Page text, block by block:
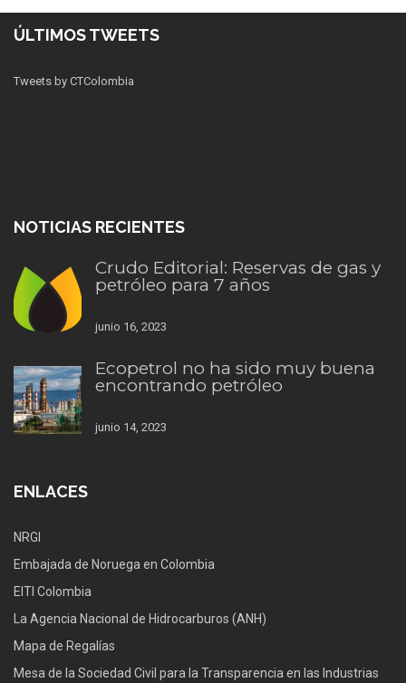
ÚLTIMOS TWEETS
Tweets by CTColombia
NOTICIAS RECIENTES
Crudo Editorial: Reservas de gas y
petróleo para 7 años
junio 16, 2023
Ecopetrol no ha sido muy buena
encontrando petróleo
junio 14, 2023
ENLACES
NRGI
Embajada de Noruega en Colombia
EITI Colombia
La Agencia Nacional de Hidrocarburos (ANH)
Mapa de Regalías
Mesa de la Sociedad Civil para la Transparencia en las Industrias